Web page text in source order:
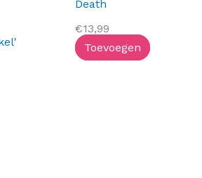
Death
€13,99
Toevoegen